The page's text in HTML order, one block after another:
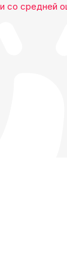
со средней